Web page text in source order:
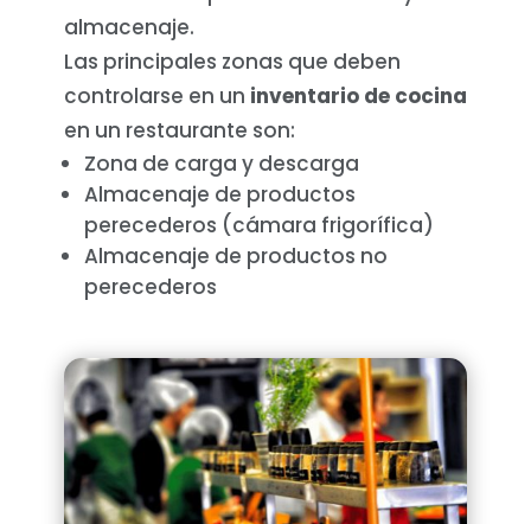
almacenaje.
Las principales zonas que deben
controlarse en un inventario de cocina
en un restaurante son:
Zona de carga y descarga
Almacenaje de productos
perecederos (cámara frigorífica)
Almacenaje de productos no
perecederos